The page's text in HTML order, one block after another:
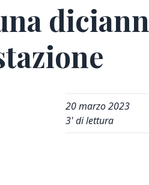
20 marzo 2023
3' di lettura